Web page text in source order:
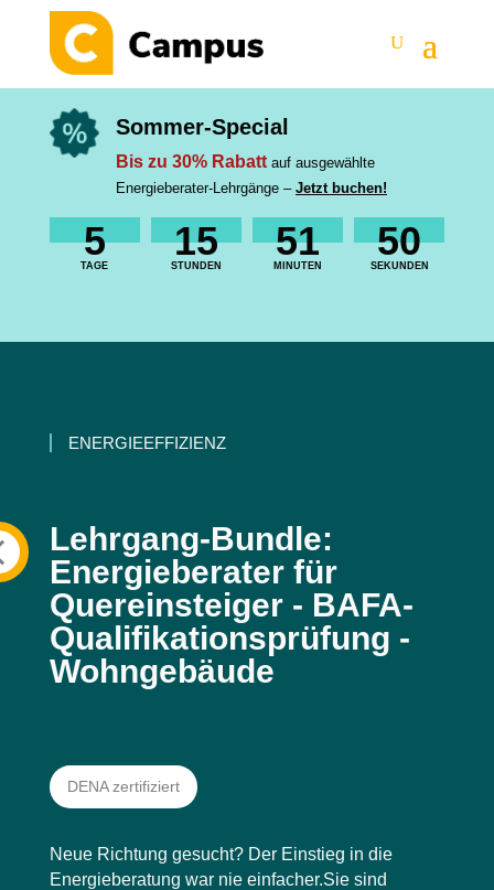
Sommer-Special
Bis zu 30% Rabatt auf ausgewählte
Energieberater-Lehrgänge – Jetzt buchen!
5
TAGE
15
STUNDEN
51
MINUTEN
49
SEKUNDEN
ENERGIEEFFIZIENZ
Lehrgang-Bundle:
Energieberater für
Quereinsteiger - BAFA-
Qualifikationsprüfung -
Wohngebäude
DENA zertifiziert
Neue Richtung gesucht? Der Einstieg in die
Energieberatung war nie einfacher.Sie sind